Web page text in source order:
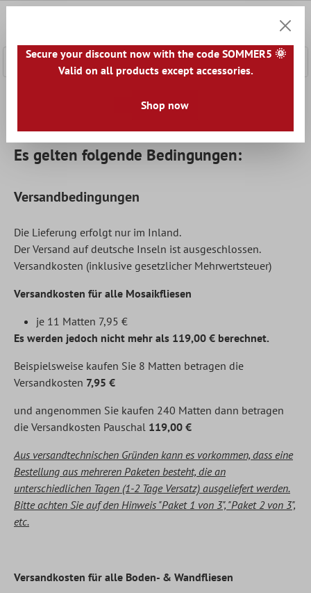
Zahlung und Versand
Es gelten folgende Bedingungen:
Versandbedingungen
Die Lieferung erfolgt nur im Inland.
Der Versand auf deutsche Inseln ist ausgeschlossen.
Versandkosten (inklusive gesetzlicher Mehrwertsteuer)
Versandkosten für alle Mosaikfliesen
je 11 Matten 7,95 €
Es werden jedoch nicht mehr als 119,00 € berechnet.
Beispielsweise kaufen Sie 8 Matten betragen die
Versandkosten 7,95 €
und angenommen Sie kaufen 240 Matten dann betragen
die Versandkosten Pauschal 119,00 €
Aus versandtechnischen Gründen kann es vorkommen, dass eine
Bestellung aus mehreren Paketen besteht, die an
unterschiedlichen Tagen (1-2 Tage Versatz) ausgeliefert werden.
Bitte achten Sie auf den Hinweis "Paket 1 von 3", "Paket 2 von 3",
etc.
Versandkosten für alle Boden- & Wandfliesen
Secure your discount now with the code SOMMER5 🌞
Valid on all products except accessories.
Shop now